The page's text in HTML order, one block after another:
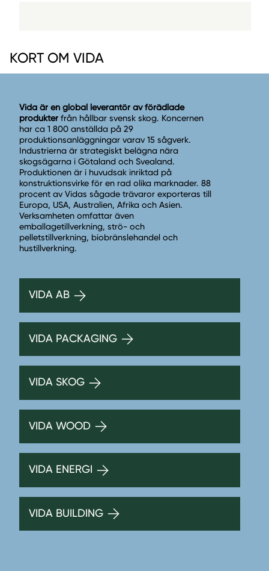
KORT OM VIDA
Vida är en global leverantör av förädlade
produkter från hållbar svensk skog. Koncernen
har ca 1 800 anställda på 29
produktionsanläggningar varav 15 sågverk.
Industrierna är strategiskt belägna nära
skogsägarna i Götaland och Svealand.
Produktionen är i huvudsak inriktad på
konstruktionsvirke för en rad olika marknader. 88
procent av Vidas sågade trävaror exporteras till
Europa, USA, Australien, Afrika och Asien.
Verksamheten omfattar även
emballagetillverkning, strö- och
pelletstillverkning, biobränslehandel och
hustillverkning.
VIDA AB
VIDA PACKAGING
VIDA SKOG
VIDA WOOD
VIDA ENERGI
VIDA BUILDING